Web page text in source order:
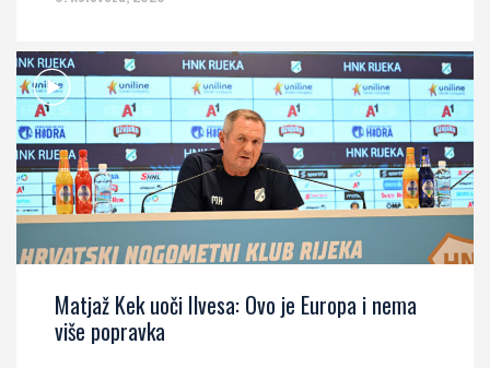
Matjaž Kek uoči Ilvesa: Ovo je Europa i nema
više popravka